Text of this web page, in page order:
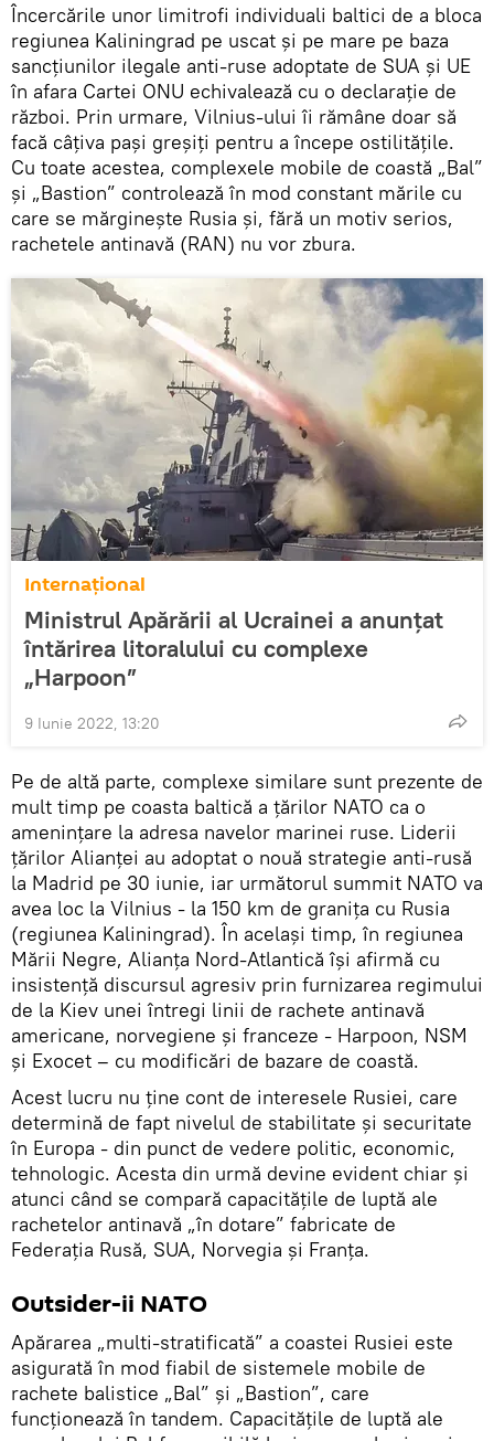
Încercările unor limitrofi individuali baltici de a bloca
regiunea Kaliningrad pe uscat și pe mare pe baza
sancțiunilor ilegale anti-ruse adoptate de SUA și UE
în afara Cartei ONU echivalează cu o declarație de
război. Prin urmare, Vilnius-ului îi rămâne doar să
facă câțiva pași greșiți pentru a începe ostilitățile.
Cu toate acestea, complexele mobile de coastă „Bal”
și „Bastion” controlează în mod constant mările cu
care se mărginește Rusia și, fără un motiv serios,
rachetele antinavă (RAN) nu vor zbura.
Internaţional
Ministrul Apărării al Ucrainei a anunțat
întărirea litoralului cu complexe
„Harpoon”
9 Iunie 2022, 13:20
Pe de altă parte, complexe similare sunt prezente de
mult timp pe coasta baltică a țărilor NATO ca o
amenințare la adresa navelor marinei ruse. Liderii
țărilor Alianței au adoptat o nouă strategie anti-rusă
la Madrid pe 30 iunie, iar următorul summit NATO va
avea loc la Vilnius - la 150 km de granița cu Rusia
(regiunea Kaliningrad). În același timp, în regiunea
Mării Negre, Alianța Nord-Atlantică își afirmă cu
insistență discursul agresiv prin furnizarea regimului
de la Kiev unei întregi linii de rachete antinavă
americane, norvegiene și franceze - Harpoon, NSM
și Exocet – cu modificări de bazare de coastă.
Acest lucru nu ține cont de interesele Rusiei, care
determină de fapt nivelul de stabilitate și securitate
în Europa - din punct de vedere politic, economic,
tehnologic. Acesta din urmă devine evident chiar și
atunci când se compară capacitățile de luptă ale
rachetelor antinavă „în dotare” fabricate de
Federația Rusă, SUA, Norvegia și Franța.
Outsider-ii NATO
Apărarea „multi-stratificată” a coastei Rusiei este
asigurată în mod fiabil de sistemele mobile de
rachete balistice „Bal” și „Bastion”, care
funcționează în tandem. Capacitățile de luptă ale